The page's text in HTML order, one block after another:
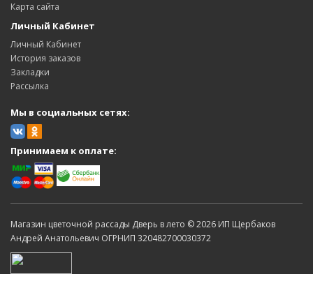
Карта сайта
Личный Кабинет
Личный Кабинет
История заказов
Закладки
Рассылка
Мы в социальных сетях:
Принимаем к оплате:
Магазин цветочной рассады Дверь в лето © 2026 ИП Щербаков
Андрей Анатольевич ОГРНИП 320482700030372